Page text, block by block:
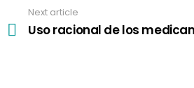
Next article
Uso racional de los